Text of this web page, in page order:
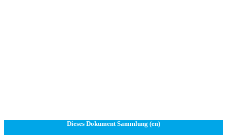
Dieses Dokument Sammlung (en)